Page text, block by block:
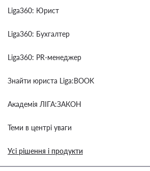
Liga360: Юрист
Liga360: Бухгалтер
Liga360: PR-менеджер
Знайти юриста Liga:BOOK
Академія ЛІГА:ЗАКОН
Теми в центрі уваги
Усі рішення і продукти